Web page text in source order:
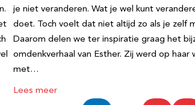
je niet veranderen. Wat je wel kunt
doet. Toch voelt dat niet altijd zo als je zelf
Daarom delen we ter inspiratie graag het
omdenkverhaal van Esther. Zij werd op haar
met…
Lees meer